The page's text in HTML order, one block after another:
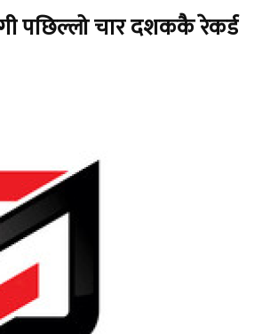
पछिल्लो चार दशककै रेकर्ड